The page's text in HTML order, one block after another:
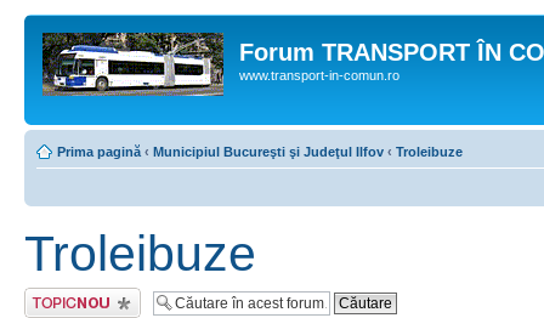
Forum TRANSPORT ÎN
www.transport-in-comun.ro
Prima pagină ‹ Municipiul Bucureşti şi Judeţul Ilfov ‹ Troleibuze
Troleibuze
Scrie un subiect
nou